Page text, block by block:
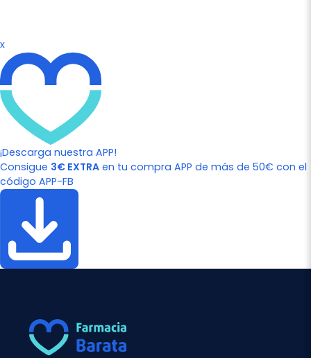
x
¡Descarga nuestra APP!
Consigue 3€ EXTRA en tu compra APP de más de 50€ con el
código APP-FB